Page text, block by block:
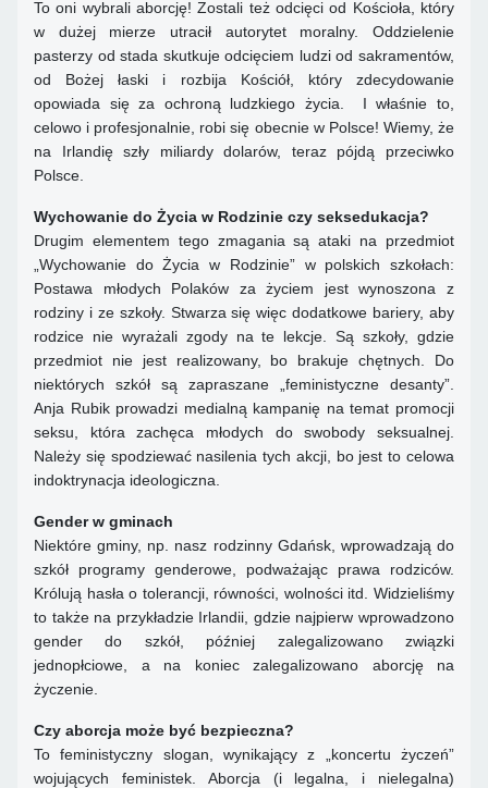
To oni wybrali aborcję! Zostali też odcięci od Kościoła, który
w dużej mierze utracił autorytet moralny. Oddzielenie
pasterzy od stada skutkuje odcięciem ludzi od sakramentów,
od Bożej łaski i rozbija Kościół, który zdecydowanie
opowiada się za ochroną ludzkiego życia. I właśnie to,
celowo i profesjonalnie, robi się obecnie w Polsce! Wiemy, że
na Irlandię szły miliardy dolarów, teraz pójdą przeciwko
Polsce.
Wychowanie do Życia w Rodzinie czy seksedukacja?
Drugim elementem tego zmagania są ataki na przedmiot
„Wychowanie do Życia w Rodzinie” w polskich szkołach:
Postawa młodych Polaków za życiem jest wynoszona z
rodziny i ze szkoły. Stwarza się więc dodatkowe bariery, aby
rodzice nie wyrażali zgody na te lekcje. Są szkoły, gdzie
przedmiot nie jest realizowany, bo brakuje chętnych. Do
niektórych szkół są zapraszane „feministyczne desanty”.
Anja Rubik prowadzi medialną kampanię na temat promocji
seksu, która zachęca młodych do swobody seksualnej.
Należy się spodziewać nasilenia tych akcji, bo jest to celowa
indoktrynacja ideologiczna.
Gender w gminach
Niektóre gminy, np. nasz rodzinny Gdańsk, wprowadzają do
szkół programy genderowe, podważając prawa rodziców.
Królują hasła o tolerancji, równości, wolności itd. Widzieliśmy
to także na przykładzie Irlandii, gdzie najpierw wprowadzono
gender do szkół, później zalegalizowano związki
jednopłciowe, a na koniec zalegalizowano aborcję na
życzenie.
Czy aborcja może być bezpieczna?
To feministyczny slogan, wynikający z „koncertu życzeń”
wojujących feministek. Aborcja (i legalna, i nielegalna)